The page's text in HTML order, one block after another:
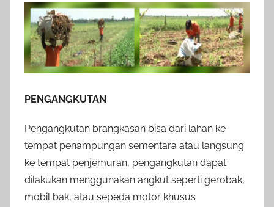
PENGANGKUTAN
Pengangkutan brangkasan bisa dari lahan ke
tempat penampungan sementara atau langsung
ke tempat penjemuran, pengangkutan dapat
dilakukan menggunakan angkut seperti gerobak,
mobil bak, atau sepeda motor khusus